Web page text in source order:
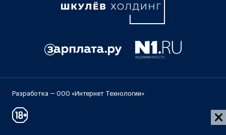
Разработка — ООО «Интернет Технологии»